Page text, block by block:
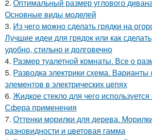
2. Оптимальный размер углового
Основные виды моделей
3. Из чего можно сделать грядки на
Лучшие идеи для грядок или как
удобно, стильно и долговечно
4. Размер туалетной комнаты. Все о
5. Разводка электрики схема. Варианты
элементов в электрических цепях
6. Жидкое стекло для чего используется
Сфера применения
7. Оттенки морилки для дерева.
разновидности и цветовая гамма